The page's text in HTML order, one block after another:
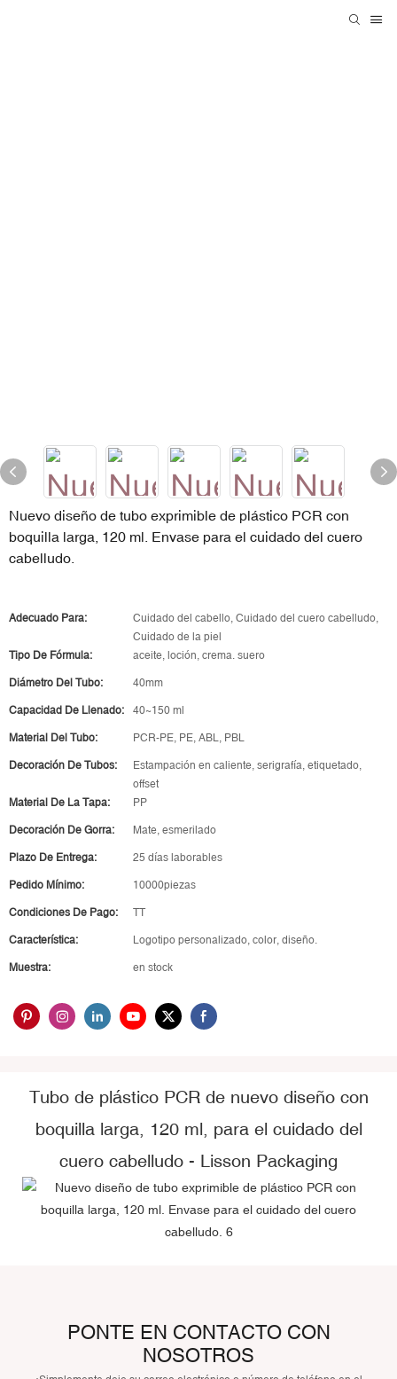
Nuevo diseño de tubo exprimible de plástico PCR con
boquilla larga, 120 ml. Envase para el cuidado del cuero
cabelludo.
Adecuado Para:
Cuidado del cabello, Cuidado del cuero cabelludo,
Cuidado de la piel
Tipo De Fórmula:
aceite, loción, crema. suero
Diámetro Del Tubo: 40mm
Capacidad De Llenado: 40~150 ml
Material Del Tubo: PCR-PE, PE, ABL, PBL
Decoración De Tubos:
Estampación en caliente, serigrafía, etiquetado,
offset
Material De La Tapa:
PP
Decoración De Gorra: Mate, esmerilado
Plazo De Entrega: 25 días laborables
Pedido Mínimo: 10000piezas
Condiciones De Pago: TT
Característica: Logotipo personalizado, color, diseño.
Muestra: en stock
Tubo de plástico PCR de nuevo diseño con
boquilla larga, 120 ml, para el cuidado del
cuero cabelludo - Lisson Packaging
PONTE EN CONTACTO CON
NOSOTROS